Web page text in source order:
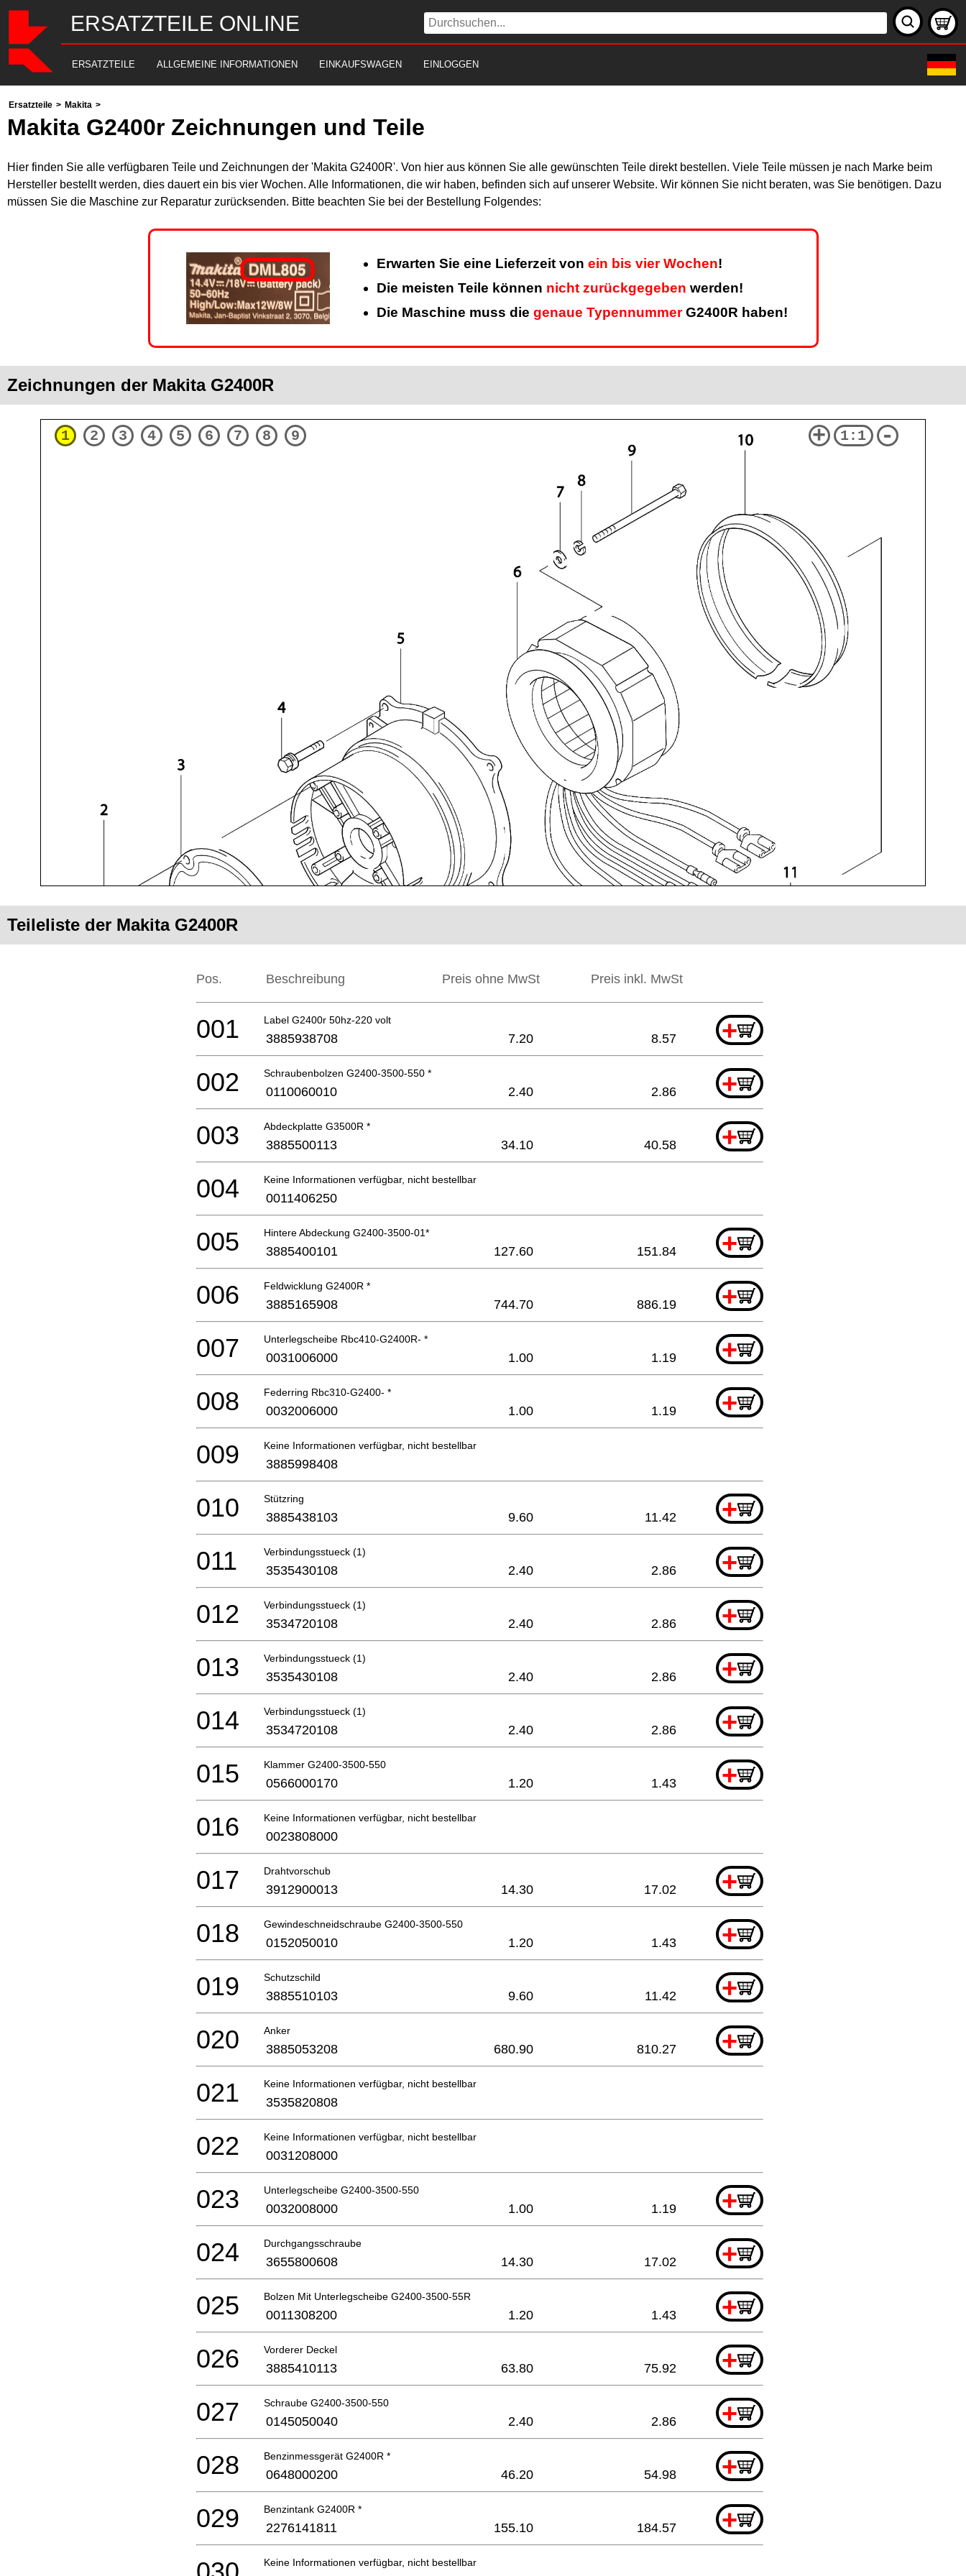
ERSATZTEILE ONLINE
ERSATZTEILE ALLGEMEINE INFORMATIONEN EINKAUFSWAGEN EINLOGGEN
Ersatzteile > Makita >
Makita G2400r Zeichnungen und Teile
Hier finden Sie alle verfügbaren Teile und Zeichnungen der 'Makita G2400R'. Von hier aus können Sie alle gewünschten Teile direkt bestellen. Viele Teile müssen je nach Marke beim
Hersteller bestellt werden, dies dauert ein bis vier Wochen. Alle Informationen, die wir haben, befinden sich auf unserer Website. Wir können Sie nicht beraten, was Sie benötigen. Dazu
müssen Sie die Maschine zur Reparatur zurücksenden. Bitte beachten Sie bei der Bestellung Folgendes:
Erwarten Sie eine Lieferzeit von ein bis vier Wochen!
Die meisten Teile können nicht zurückgegeben werden!
Die Maschine muss die genaue TypennummerG2400R haben!
Zeichnungen der Makita G2400R
1 2 3 4 5 6 7 8 9 + 1:1 -
Teileliste der Makita G2400R
Pos. Beschreibung Preis ohne MwSt Preis inkl. MwSt
Label G2400r 50hz-220 volt +
001 3885938708 7.20 8.57
Schraubenbolzen G2400-3500-550 * +
002 0110060010 2.40 2.86
Abdeckplatte G3500R * +
003 3885500113 34.10 40.58
Keine Informationen verfügbar, nicht bestellbar
004 0011406250
Hintere Abdeckung G2400-3500-01* +
005 3885400101 127.60 151.84
Feldwicklung G2400R * +
006 3885165908 744.70 886.19
Unterlegscheibe Rbc410-G2400R- * +
007 0031006000 1.00 1.19
Federring Rbc310-G2400- * +
008 0032006000 1.00 1.19
Keine Informationen verfügbar, nicht bestellbar
009 3885998408
Stützring +
010 3885438103 9.60 11.42
Verbindungsstueck (1) +
011 3535430108 2.40 2.86
Verbindungsstueck (1) +
012 3534720108 2.40 2.86
Verbindungsstueck (1) +
013 3535430108 2.40 2.86
Verbindungsstueck (1) +
014 3534720108 2.40 2.86
Klammer G2400-3500-550 +
015 0566000170 1.20 1.43
Keine Informationen verfügbar, nicht bestellbar
016 0023808000
Drahtvorschub +
017 3912900013 14.30 17.02
Gewindeschneidschraube G2400-3500-550 +
018 0152050010 1.20 1.43
Schutzschild +
019 3885510103 9.60 11.42
Anker +
020 3885053208 680.90 810.27
Keine Informationen verfügbar, nicht bestellbar
021 3535820808
Keine Informationen verfügbar, nicht bestellbar
022 0031208000
Unterlegscheibe G2400-3500-550 +
023 0032008000 1.00 1.19
Durchgangsschraube +
024 3655800608 14.30 17.02
Bolzen Mit Unterlegscheibe G2400-3500-55R +
025 0011308200 1.20 1.43
Vorderer Deckel +
026 3885410113 63.80 75.92
Schraube G2400-3500-550 +
027 0145050040 2.40 2.86
Benzinmessgerät G2400R * +
028 0648000200 46.20 54.98
Benzintank G2400R * +
029 2276141811 155.10 184.57
Keine Informationen verfügbar, nicht bestellbar